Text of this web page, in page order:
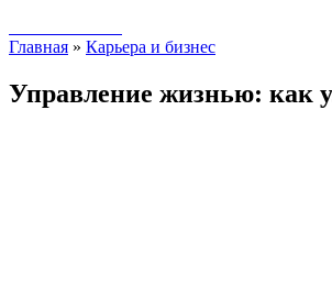
Главная » Карьера и бизнес
Управление жизнью: как